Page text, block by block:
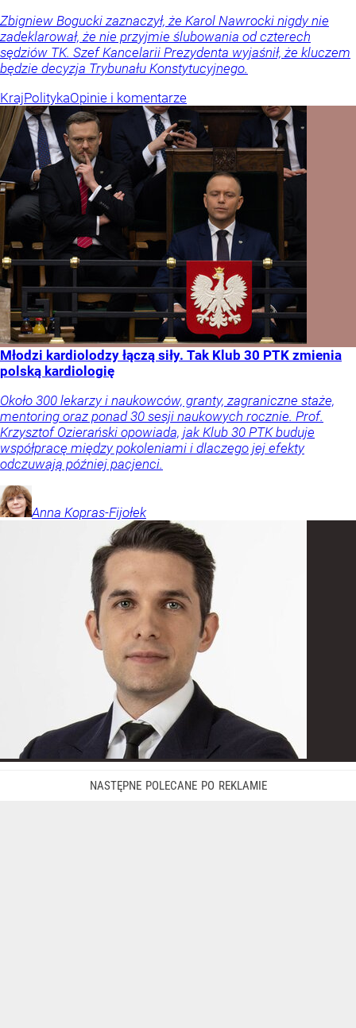
Zbigniew Bogucki zaznaczył, że Karol Nawrocki nigdy nie
zadeklarował, że nie przyjmie ślubowania od czterech
sędziów TK. Szef Kancelarii Prezydenta wyjaśnił, że kluczem
będzie decyzja Trybunału Konstytucyjnego.
KrajPolitykaOpinie i komentarze
Młodzi kardiolodzy łączą siły. Tak Klub 30 PTK zmienia
polską kardiologię
Około 300 lekarzy i naukowców, granty, zagraniczne staże,
mentoring oraz ponad 30 sesji naukowych rocznie. Prof.
Krzysztof Ozierański opowiada, jak Klub 30 PTK buduje
współpracę między pokoleniami i dlaczego jej efekty
odczuwają później pacjenci.
Anna Kopras-Fijołek